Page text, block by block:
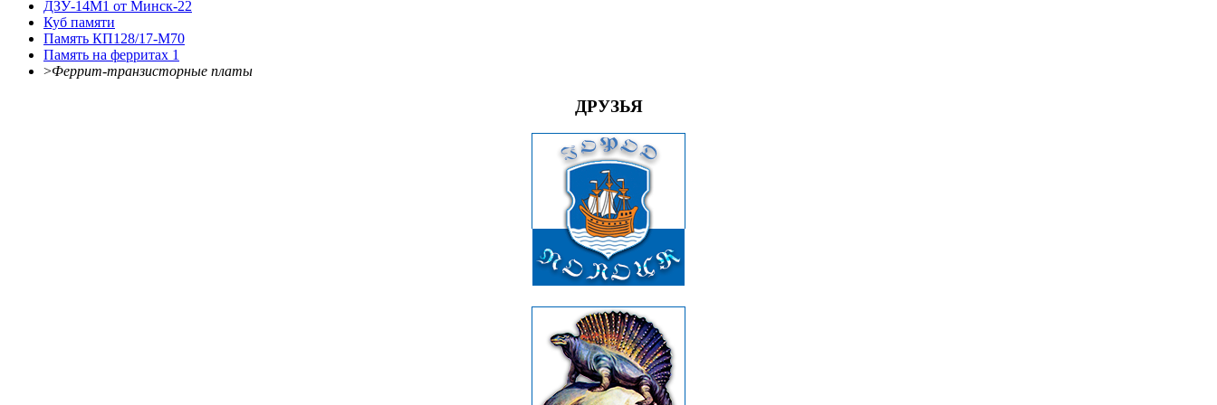
ДЗУ-14М1 от Минск-22
Куб памяти
Память КП128/17-М70
Память на ферритах 1
>Феррит-транзисторные платы
ДРУЗЬЯ